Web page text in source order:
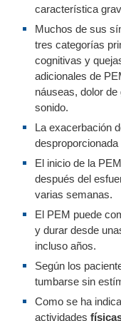
característica
Muchos de sus
tres categorías
cognitivas y
adicionales de
náuseas, dolor de
sonido.
La exacerbación
El inicio de la
después del
varias semanas.
El PEM puede
y durar desde
incluso años.
Según los
tumbarse sin
Como se ha
actividades